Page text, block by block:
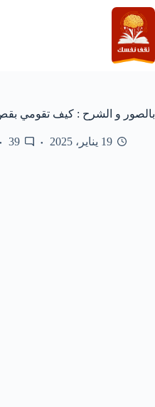
التجاوز
إلى
المحتوى
بالصور و الشرح : كيف تقومي
19 يناير، 2025 39